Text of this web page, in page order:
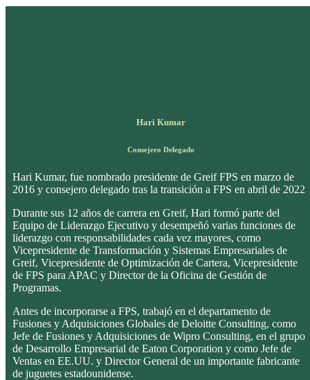
Hari Kumar
Consejero Delegado
Hari Kumar, fue nombrado presidente de Greif FPS en marzo de
2016 y consejero delegado tras la transición a FPS en abril de 2022
Durante sus 12 años de carrera en Greif, Hari formó parte del
Equipo de Liderazgo Ejecutivo y desempeñó varias funciones de
liderazgo con responsabilidades cada vez mayores, como
Vicepresidente de Transformación y Sistemas Empresariales de
Greif, Vicepresidente de Optimización de Cartera, Vicepresidente
de FPS para APAC y Director de la Oficina de Gestión de
Programas.
Antes de incorporarse a FPS, trabajó en el departamento de
Fusiones y Adquisiciones Globales de Deloitte Consulting, como
Jefe de Fusiones y Adquisiciones de Wipro Consulting, en el grupo
de Desarrollo Empresarial de Eaton Corporation y como Jefe de
Ventas en EE.UU. y Director General de un importante fabricante
de juguetes estadounidense.